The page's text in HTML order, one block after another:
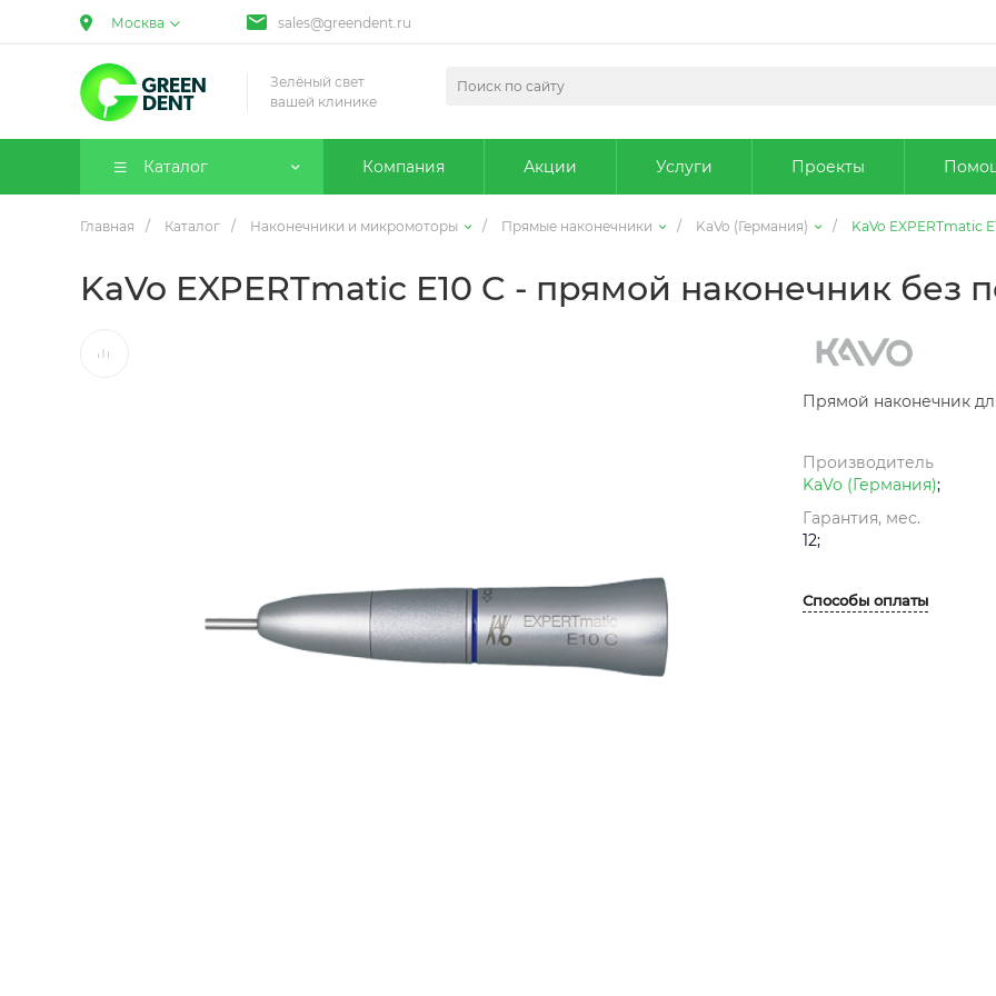
Москва sales@greendent.ru
Зелёный свет
вашей клинике
Каталог Компания Акции Услуги Проекты
Главная / Каталог / Наконечники и микромоторы / Прямые наконечники / KaVo (Германия) / KaVo EXPERTmatic
KaVo EXPERTmatic E10 C - прямой наконечник без
Прямой наконечник
Производитель
KaVo (Германия);
Гарантия, мес.
12;
Способы оплаты